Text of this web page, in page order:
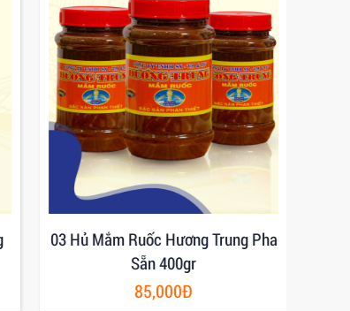
03 Hủ Mắm Ruốc Hương Trung Pha
Sẵn 400gr
85,000Đ